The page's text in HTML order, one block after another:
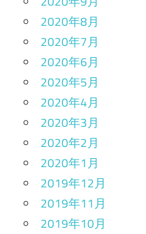
2020年8月
2020年7月
2020年6月
2020年5月
2020年4月
2020年3月
2020年2月
2020年1月
2019年12月
2019年11月
2019年10月